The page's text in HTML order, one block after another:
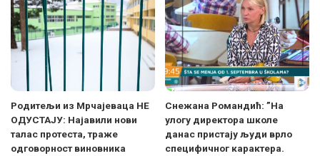
Родитељи из Мрчајеваца НЕ
ОДУСТАЈУ: Најавили нови
талас протеста, траже
одговорност виновника
Снежана Романдић: ”На
улогу директора школе
данас пристају људи врло
специфичног карактера.